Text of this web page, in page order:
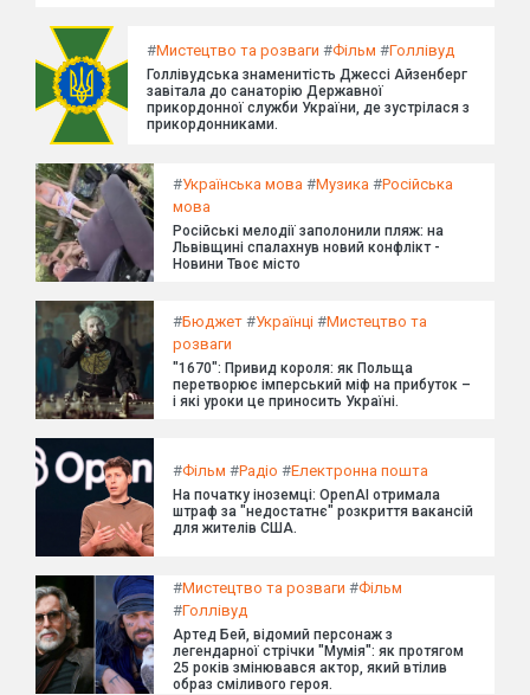
#Мистецтво та розваги #Фільм #Голлівуд
Голлівудська знаменитість Джессі Айзенберг
завітала до санаторію Державної
прикордонної служби України, де зустрілася з
прикордонниками.
#Українська мова #Музика #Російська
мова
Російські мелодії заполонили пляж: на
Львівщині спалахнув новий конфлікт -
Новини Твоє місто
#Бюджет #Українці #Мистецтво та
розваги
"1670": Привид короля: як Польща
перетворює імперський міф на прибуток –
і які уроки це приносить Україні.
#Фільм #Радіо #Електронна пошта
На початку іноземці: OpenAI отримала
штраф за "недостатнє" розкриття вакансій
для жителів США.
#Мистецтво та розваги #Фільм
#Голлівуд
Артед Бей, відомий персонаж з
легендарної стрічки "Мумія": як протягом
25 років змінювався актор, який втілив
образ сміливого героя.